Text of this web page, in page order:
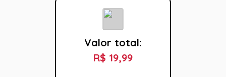
Valor total:
R$ 19,99